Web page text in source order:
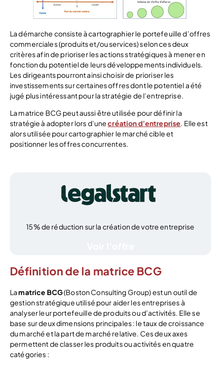
La démarche consiste à cartographier le portefeuille d’offres
commerciales (produits et/ou services) selon ces deux
critères afin de prioriser les actions stratégiques à mener en
fonction du potentiel de leurs développements individuels.
Les dirigeants pourront ainsi choisir de prioriser les
investissements sur certaines offres dont le potentiel a été
jugé plus intéressant pour la stratégie de l’entreprise.
La matrice BCG peut aussi être utilisée pour définir la
stratégie à adopter lors d’unecréation d’entreprise. Elle est
alors utilisée pour cartographier le marché cible et
positionner les offres concurrentes.
15% de réduction sur la création de votre entreprise
Définition de la matrice BCG
Lamatrice BCG(Boston Consulting Group) est un outil de
gestion stratégique utilisé pour aider les entreprises à
analyser leur portefeuille de produits ou d’activités. Elle se
base sur deux dimensions principales : le taux de croissance
du marché et la part de marché relative. Ces deux axes
permettent de classer les produits ou activités en quatre
catégories :